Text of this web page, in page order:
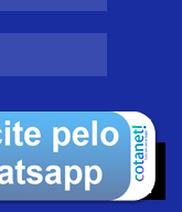
autorais. Copyright
de 19/02/1998)